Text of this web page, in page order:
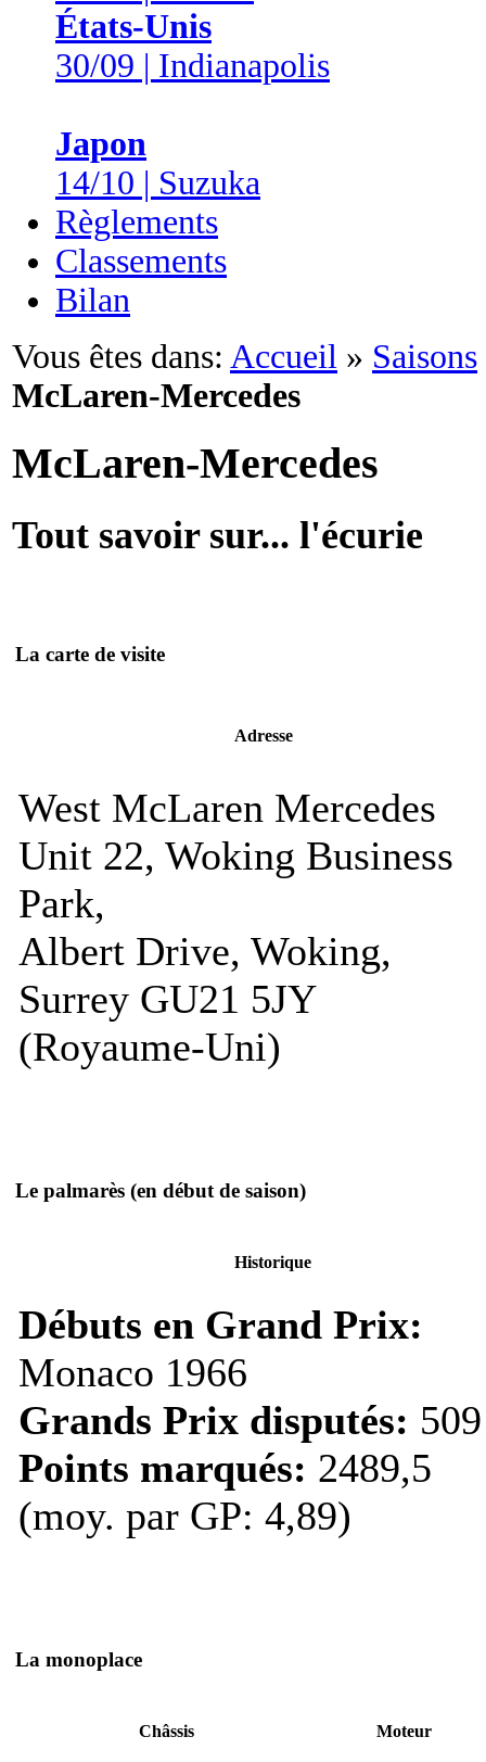
États-Unis
30/09 | Indianapolis
Japon
14/10 | Suzuka
Règlements
Classements
Bilan
Vous êtes dans: Accueil » Saisons
McLaren-Mercedes
McLaren-Mercedes
Tout savoir sur... l'écurie
La carte de visite
Adresse
West McLaren Mercedes
Unit 22, Woking Business
Park,
Albert Drive, Woking,
Surrey GU21 5JY
(Royaume-Uni)
Le palmarès (en début de saison)
Historique
Débuts en Grand Prix:
Monaco 1966
Grands Prix disputés: 509
Points marqués: 2489,5
(moy. par GP: 4,89)
La monoplace
Châssis Moteur